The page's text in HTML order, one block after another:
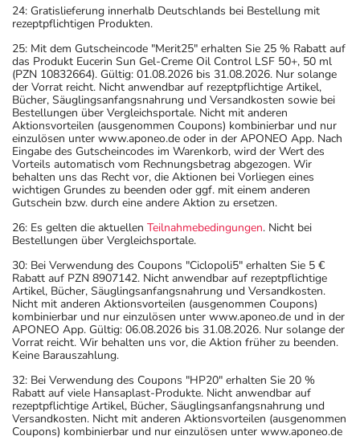
24: Gratislieferung innerhalb Deutschlands bei Bestellung mit
rezeptpflichtigen Produkten.
25: Mit dem Gutscheincode "Merit25" erhalten Sie 25 % Rabatt auf
das Produkt Eucerin Sun Gel-Creme Oil Control LSF 50+, 50 ml
(PZN 10832664). Gültig: 01.08.2026 bis 31.08.2026. Nur solange
der Vorrat reicht. Nicht anwendbar auf rezeptpflichtige Artikel,
Bücher, Säuglingsanfangsnahrung und Versandkosten sowie bei
Bestellungen über Vergleichsportale. Nicht mit anderen
Aktionsvorteilen (ausgenommen Coupons) kombinierbar und nur
einzulösen unter www.aponeo.de oder in der APONEO App. Nach
Eingabe des Gutscheincodes im Warenkorb, wird der Wert des
Vorteils automatisch vom Rechnungsbetrag abgezogen. Wir
behalten uns das Recht vor, die Aktionen bei Vorliegen eines
wichtigen Grundes zu beenden oder ggf. mit einem anderen
Gutschein bzw. durch eine andere Aktion zu ersetzen.
26: Es gelten die aktuellen Teilnahmebedingungen. Nicht bei
Bestellungen über Vergleichsportale.
30: Bei Verwendung des Coupons "Ciclopoli5" erhalten Sie 5 €
Rabatt auf PZN 8907142. Nicht anwendbar auf rezeptpflichtige
Artikel, Bücher, Säuglingsanfangsnahrung und Versandkosten.
Nicht mit anderen Aktionsvorteilen (ausgenommen Coupons)
kombinierbar und nur einzulösen unter www.aponeo.de und in der
APONEO App. Gültig: 06.08.2026 bis 31.08.2026. Nur solange der
Vorrat reicht. Wir behalten uns vor, die Aktion früher zu beenden.
Keine Barauszahlung.
32: Bei Verwendung des Coupons "HP20" erhalten Sie 20 %
Rabatt auf viele Hansaplast-Produkte. Nicht anwendbar auf
rezeptpflichtige Artikel, Bücher, Säuglingsanfangsnahrung und
Versandkosten. Nicht mit anderen Aktionsvorteilen (ausgenommen
Coupons) kombinierbar und nur einzulösen unter www.aponeo.de